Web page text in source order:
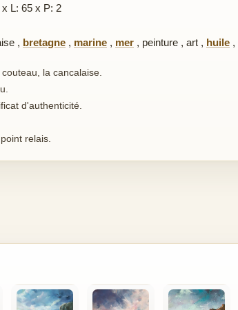
x L: 65 x P: 2
, bretagne , marine , mer , peinture , art , huile ,
la cancalaise.
d'authenticité.
relais.